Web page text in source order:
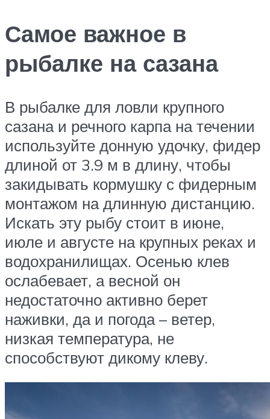
Самое важное в
рыбалке на сазана
В рыбалке для ловли крупного
сазана и речного карпа на течении
используйте донную удочку, фидер
длиной от 3.9 м в длину, чтобы
закидывать кормушку с фидерным
монтажом на длинную дистанцию.
Искать эту рыбу стоит в июне,
июле и августе на крупных реках и
водохранилищах. Осенью клев
ослабевает, а весной он
недостаточно активно берет
наживки, да и погода – ветер,
низкая температура, не
способствуют дикому клеву.